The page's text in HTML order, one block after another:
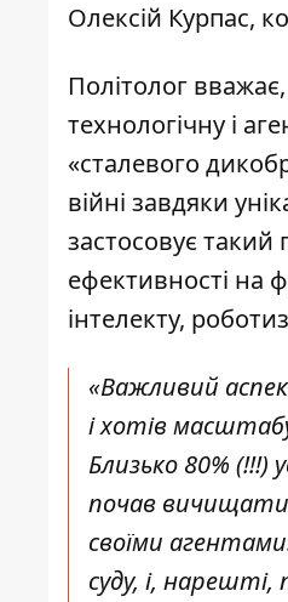
Олексій Курпас,
Політолог
технологічну і
«сталевого
війні завдяки
застосовує
ефективності на
інтелекту,
«Важливий
і хотів
Близько 80%
почав вичищати
своїми
суду, і,